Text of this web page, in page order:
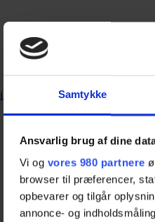
Samtykke
Ansvarlig brug af dine
Vi og vores 980 partnere
browser til præferencer,
opbevarer og tilgår
annonce- og
medlem)